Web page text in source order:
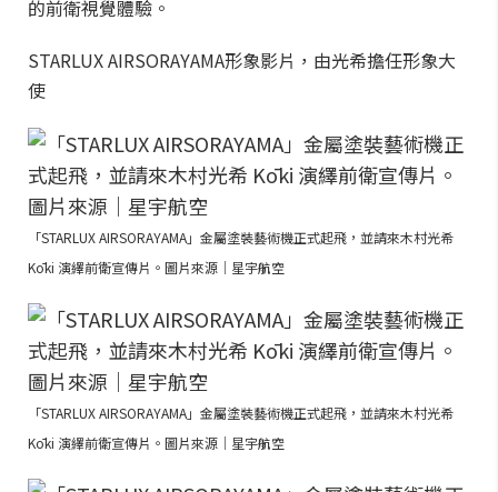
的前衛視覺體驗。
STARLUX AIRSORAYAMA形象影片，由光希擔任形象大
使
「STARLUX AIRSORAYAMA」金屬塗裝藝術機正式起飛，並請來木村光希
Kōki 演繹前衛宣傳片。圖片來源｜星宇航空
「STARLUX AIRSORAYAMA」金屬塗裝藝術機正式起飛，並請來木村光希
Kōki 演繹前衛宣傳片。圖片來源｜星宇航空